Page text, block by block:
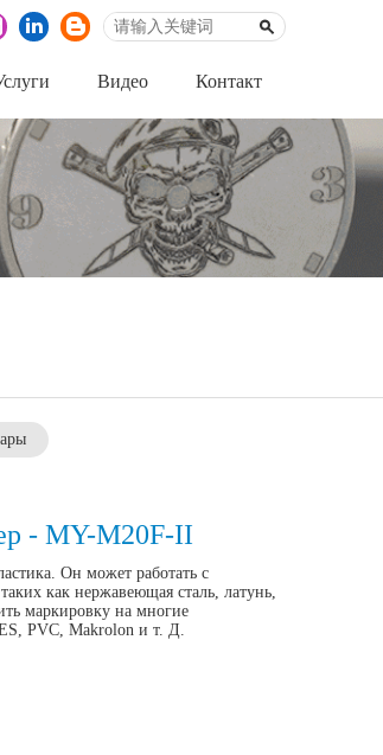
Видео Контакт
- MY-M20F-II
Он может работать с
как нержавеющая сталь, латунь,
маркировку на многие
PVC, Makrolon и т. Д.